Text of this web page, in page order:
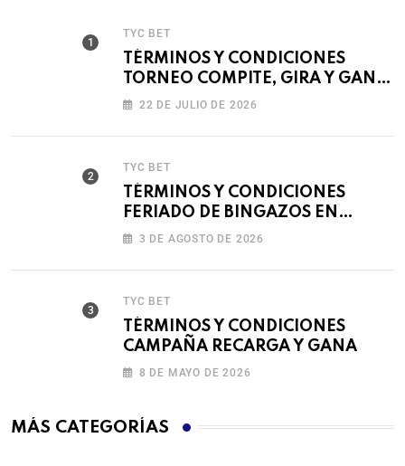
TYC BET
TÉRMINOS Y CONDICIONES
TORNEO COMPITE, GIRA Y GANA
🎰 22 DE JULIO DE 2026
TYC BET
TÉRMINOS Y CONDICIONES
FERIADO DE BINGAZOS EN
BET593
3 DE AGOSTO DE 2026
TYC BET
TÉRMINOS Y CONDICIONES
CAMPAÑA RECARGA Y GANA
8 DE MAYO DE 2026
MÁS CATEGORÍAS